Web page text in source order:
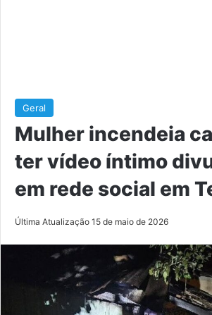
Geral
Mulher incendeia
ter vídeo íntimo
em rede social em
Última Atualização 15 de maio de 2026